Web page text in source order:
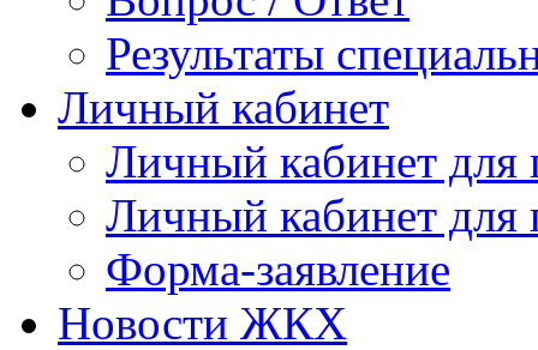
Результаты
Личный кабинет
Личный кабинет
Личный кабинет
Форма-заявление
Новости ЖКХ